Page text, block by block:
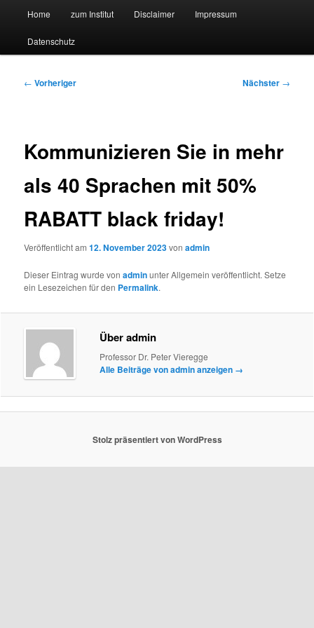
Suchmaschine Forschung und
Technologie
Zum
primären
Zum
sekundären
Home zum Institut Disclaimer Impressum
Datenschutz
Beitragsnavigation
← Vorheriger Nächster →
Kommunizieren Sie in mehr
als 40 Sprachen mit 50%
RABATT black friday!
Veröffentlicht am12. November 2023vonadmin
Dieser Eintrag wurde vonadminunter Allgemein veröffentlicht. Setze
ein Lesezeichen für den Permalink.
Über admin
Professor Dr. Peter Vieregge
Alle Beiträge von admin anzeigen →
Stolz präsentiert von WordPress